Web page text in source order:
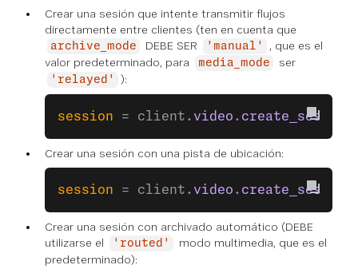
Crear una sesión que intente transmitir flujos
directamente entre clientes (ten en cuenta que
archive_mode DEBE SER 'manual'
, que es el
valor predeterminado, para
media_mode ser
'relayed' ):
session = client. video . create_session
Crear una sesión con una pista de ubicación:
session = client. video . create_session
Crear una sesión con archivado automático (DEBE
utilizarse el
'routed'
modo multimedia, que es el
predeterminado):